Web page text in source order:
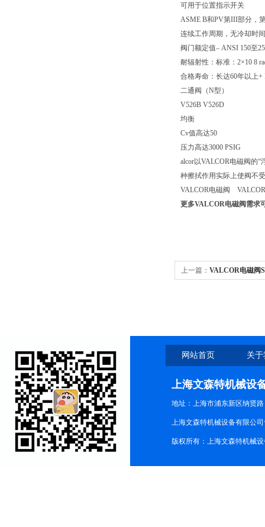
可用于位置指示开关
ASME B和PV第III部分，
连续工作周期，无冷却时间
阀门额定值– ANSI 150至
耐辐射性：标准：2×10 8
合格寿命：长达60年以上+
二通阀（N型）
V526B V526D
均衡
Cv值高达50
压力高达3000 PSIG
alcor以VALCOR电磁阀的
种擦拭作用实际上使阀不
VALCOR电磁阀
更多VALCOR电磁阀需求
上一篇： VALCOR电磁阀
网站首页 关
上海文森特机械设
地址：上海市浦东新区纳贤路
上海文森特机械设备有限公
版权所有：上海文森特机械